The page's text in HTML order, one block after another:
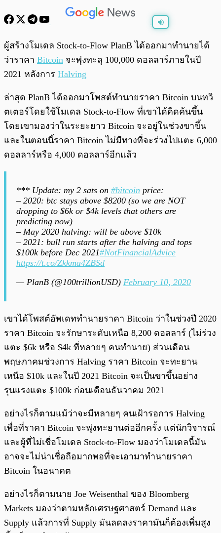
พร้อมเล่น 0:00
ผู้สร้างโมเดล Stock-to-Flow PlanB ได้ออกมาทำนายได้
ว่าราคา Bitcoin จะพุ่งทะลุ 100,000 ดอลลาร์ภายในปี
2021 หลังการ Halving
ล่าสุด PlanB ได้ออกมาโพสต์ทำนายราคา Bitcoin บนทวิ
ตเตอร์โดยใช้โมเดล Stock-to-Flow ที่เขาได้คิดค้นขึ้น
โดยเขามองว่าในระยะยาว Bitcoin จะอยู่ในช่วงขาขึ้น
และในตอนนี้ราคา Bitcoin ไม่มีทางที่จะร่วงไปแตะ 6,000
ดอลลาร์หรือ 4,000 ดอลลาร์อีกแล้ว
*** Update: my 2 sats on #bitcoin price:
– 2020: btc stays above $8200 (so we are NOT
dropping to $6k or $4k levels that others are
predicting now)
– May 2020 halving: will be above $10k
– 2021: bull run starts after the halving and tops
$100k before Dec 2021#NotFinancialAdvice
https://t.co/Zkkma4ZBSd
— PlanB (@100trillionUSD) February 10, 2020
เขาได้โพสต์อัพเดททำนายราคา Bitcoin ว่าในช่วงปี 2020
ราคา Bitcoin จะรักษาระดับเหนือ 8,200 ดอลลาร์ (ไม่ร่วง
แตะ $6k หรือ $4k ที่หลายๆ คนทำนาย) ส่วนเดือน
พฤษภาคมช่วงการ Halving ราคา Bitcoin จะทะยาน
เหนือ $10k และในปี 2021 Bitcoin จะเป็นขาขึ้นอย่าง
รุนแรงแตะ $100k ก่อนเดือนธันวาคม 2021
อย่างไรก็ตามแม้ว่าจะมีหลายๆ คนเฝ้ารอการ Halving
เพื่อที่ราคา Bitcoin จะพุ่งทะยานต่ออีกครั้ง แต่นักวิจารณ์
และผู้ที่ไม่เชื่อโมเดล Stock-to-Flow มองว่าโมเดลนี้มัน
อาจจะไม่น่าเชื่อถือมากพอที่จะเอามาทำนายราคา
Bitcoin ในอนาคต
อย่างไรก็ตามนาย Joe Weisenthal ของ Bloomberg
Markets มองว่าตามหลักเศรษฐศาสตร์ Demand และ
Supply แล้วการที่ Supply มันลดลงราคามันก็ต้องเพิ่มสูง